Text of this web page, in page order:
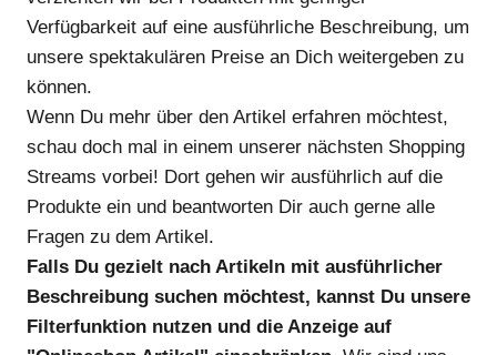
Verfügbarkeit auf eine ausführliche Beschreibung, um
unsere spektakulären Preise an Dich weitergeben zu
können.
Wenn Du mehr über den Artikel erfahren möchtest,
schau doch mal in einem unserer nächsten Shopping
Streams vorbei! Dort gehen wir ausführlich auf die
Produkte ein und beantworten Dir auch gerne alle
Fragen zu dem Artikel.
Falls Du gezielt nach Artikeln mit ausführlicher
Beschreibung suchen möchtest, kannst Du unsere
Filterfunktion nutzen und die Anzeige auf